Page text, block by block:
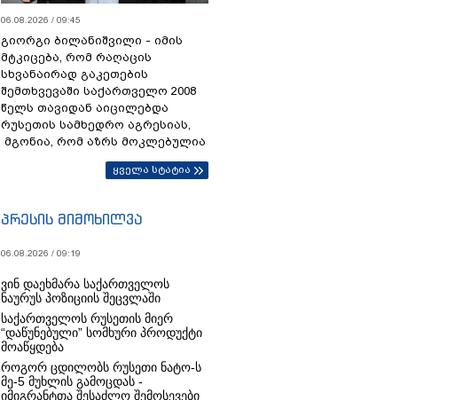
06.08.2026 / 09:45
გიორგი ბილანიშვილი - იმის
მტკიცება, რომ რაღაცის
სხვანაირად გაკეთების
შემთხვევაში საქართველო 2008
წელს თავიდან აიცილებდა
რუსეთის სამხედრო აგრესიას,
მგონია, რომ აზრს მოკლებულია
ყველა სტატია
პრესის მიმოხილვა
06.08.2026 / 09:19
ვინ დაეხმარა საქართველოს
ნაურუს პოზიციის შეცვლაში
საქართველოს რუსეთის მიერ
“დაწუნებული” სომხური პროდუქტი
მოაწყდება
როგორ ცდილობს რუსეთი ნატო-ს
მე-5 მუხლის გამოცდას -
იმიგრანტთა შესაძლო შემოსევები